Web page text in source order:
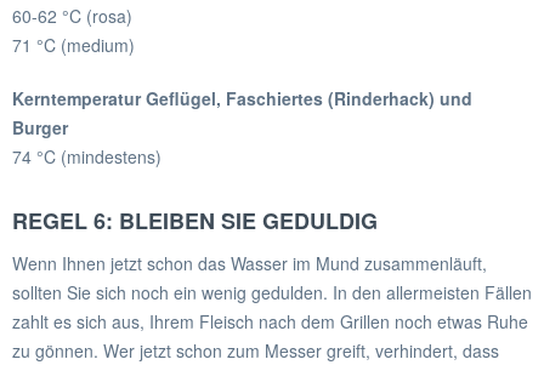
60-62 °C (rosa)
71 °C (medium)
Kerntemperatur Geflügel, Faschiertes (Rinderhack) und
Burger
74 °C (mindestens)
REGEL 6: BLEIBEN SIE GEDULDIG
Wenn Ihnen jetzt schon das Wasser im Mund zusammenläuft,
sollten Sie sich noch ein wenig gedulden. In den allermeisten Fällen
zahlt es sich aus, Ihrem Fleisch nach dem Grillen noch etwas Ruhe
zu gönnen. Wer jetzt schon zum Messer greift, verhindert, dass